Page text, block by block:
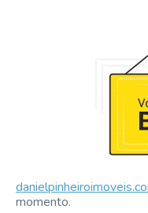
momento.